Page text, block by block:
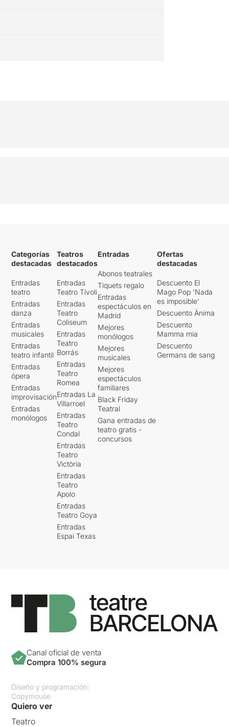
Categorías
destacadas
Entradas
teatro
Entradas
danza
Entradas
musicales
Entradas
teatro infantil
Entradas
ópera
Entradas
improvisación
Entradas
monólogos
Teatros
destacados
Entradas
Teatro Tívoli
Entradas
Teatro
Coliseum
Entradas
Teatro
Borrás
Entradas
Teatro
Romea
Entradas La
Villarroel
Entradas
Teatro
Condal
Entradas
Teatro
Victòria
Entradas
Teatro
Apolo
Entradas
Teatro Goya
Entradas
Espai Texas
Entradas
Abonos teatrales
Tiquets regalo
Entradas
espectáculos en
Madrid
Mejores
monólogos
Mejores
musicales
Mejores
espectáculos
familiares
Black Friday
Teatral
Gana entradas de
teatro gratis -
concursos
Ofertas
destacadas
Descuento El
Mago Pop 'Nada
es imposible'
Descuento Ànima
Descuento
Mamma mia
Descuento
Germans de sang
Canal oficial de venta
Compra 100% segura
Diseño y programación:
Copymouse
Quiero ver
Teatro